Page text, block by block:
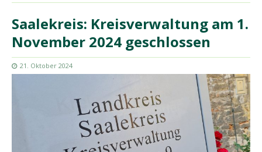
Saalekreis: Kreisverwaltung am 1.
November 2024 geschlossen
21. Oktober 2024